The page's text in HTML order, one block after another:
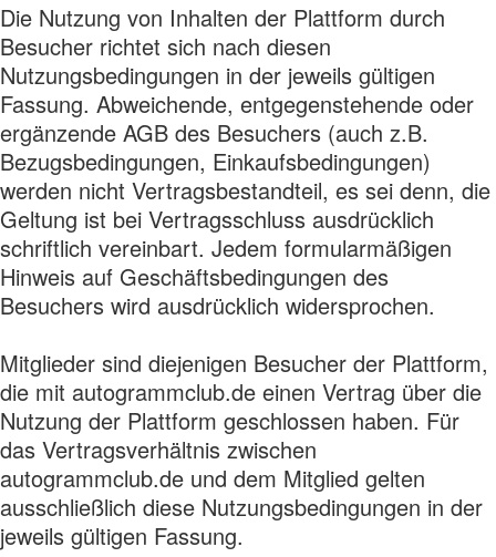
Die Nutzung von Inhalten der Plattform durch
Besucher richtet sich nach diesen
Nutzungsbedingungen in der jeweils gültigen
Fassung. Abweichende, entgegenstehende oder
ergänzende AGB des Besuchers (auch z.B.
Bezugsbedingungen, Einkaufsbedingungen)
werden nicht Vertragsbestandteil, es sei denn, die
Geltung ist bei Vertragsschluss ausdrücklich
schriftlich vereinbart. Jedem formularmäßigen
Hinweis auf Geschäftsbedingungen des
Besuchers wird ausdrücklich widersprochen.
Mitglieder sind diejenigen Besucher der Plattform,
die mit autogrammclub.de einen Vertrag über die
Nutzung der Plattform geschlossen haben. Für
das Vertragsverhältnis zwischen
autogrammclub.de und dem Mitglied gelten
ausschließlich diese Nutzungsbedingungen in der
jeweils gültigen Fassung.